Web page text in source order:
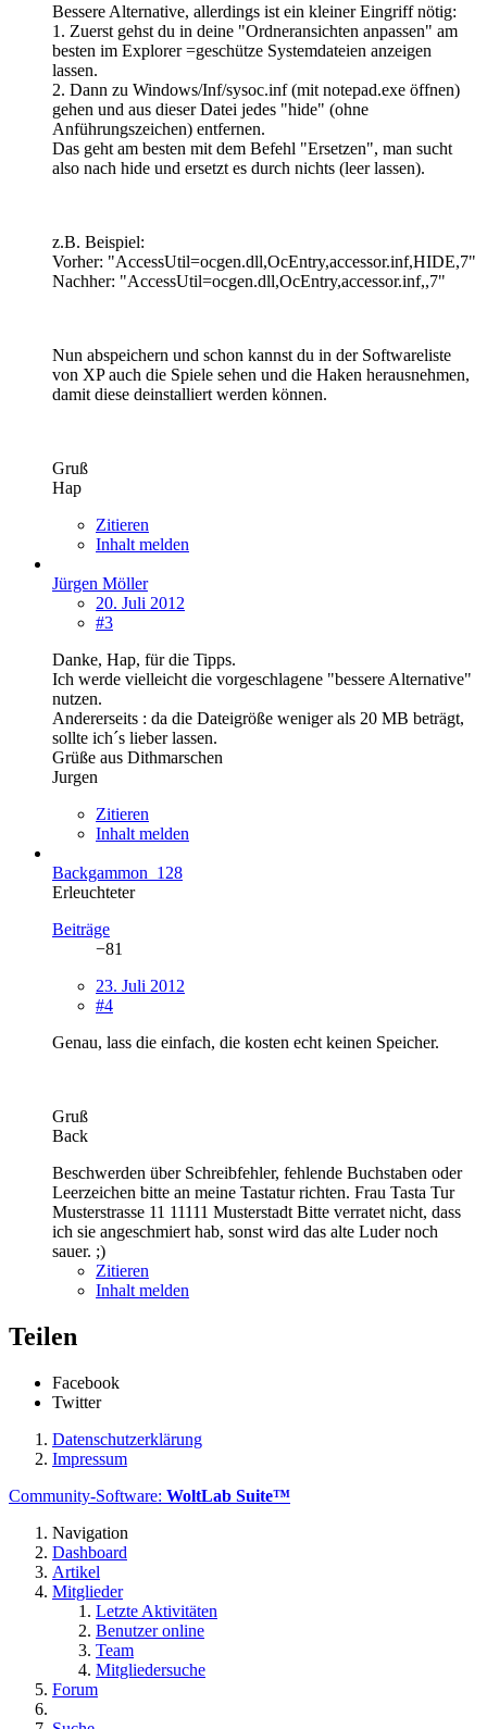
Bessere Alternative, allerdings ist ein kleiner Eingriff nötig:
1. Zuerst gehst du in deine "Ordneransichten anpassen" am
besten im Explorer =geschütze Systemdateien anzeigen
lassen.
2. Dann zu Windows/Inf/sysoc.inf (mit notepad.exe öffnen)
gehen und aus dieser Datei jedes "hide" (ohne
Anführungszeichen) entfernen.
Das geht am besten mit dem Befehl "Ersetzen", man sucht
also nach hide und ersetzt es durch nichts (leer lassen).
z.B. Beispiel:
Vorher: "AccessUtil=ocgen.dll,OcEntry,accessor.inf,HIDE,7"
Nachher: "AccessUtil=ocgen.dll,OcEntry,accessor.inf,,7"
Nun abspeichern und schon kannst du in der Softwareliste
von XP auch die Spiele sehen und die Haken herausnehmen,
damit diese deinstalliert werden können.
Gruß
Hap
Zitieren
Inhalt melden
Jürgen Möller
20. Juli 2012
#3
Danke, Hap, für die Tipps.
Ich werde vielleicht die vorgeschlagene "bessere Alternative"
nutzen.
Andererseits : da die Dateigröße weniger als 20 MB beträgt,
sollte ich´s lieber lassen.
Grüße aus Dithmarschen
Jurgen
Zitieren
Inhalt melden
Backgammon_128
Erleuchteter
Beiträge
−81
23. Juli 2012
#4
Genau, lass die einfach, die kosten echt keinen Speicher.
Gruß
Back
Beschwerden über Schreibfehler, fehlende Buchstaben oder
Leerzeichen bitte an meine Tastatur richten. Frau Tasta Tur
Musterstrasse 11 11111 Musterstadt Bitte verratet nicht, dass
ich sie angeschmiert hab, sonst wird das alte Luder noch
sauer. ;)
Zitieren
Inhalt melden
Teilen
Facebook
Twitter
Datenschutzerklärung
Impressum
Community-Software: WoltLab Suite™
Navigation
Dashboard
Artikel
Mitglieder
Letzte Aktivitäten
Benutzer online
Team
Mitgliedersuche
Forum